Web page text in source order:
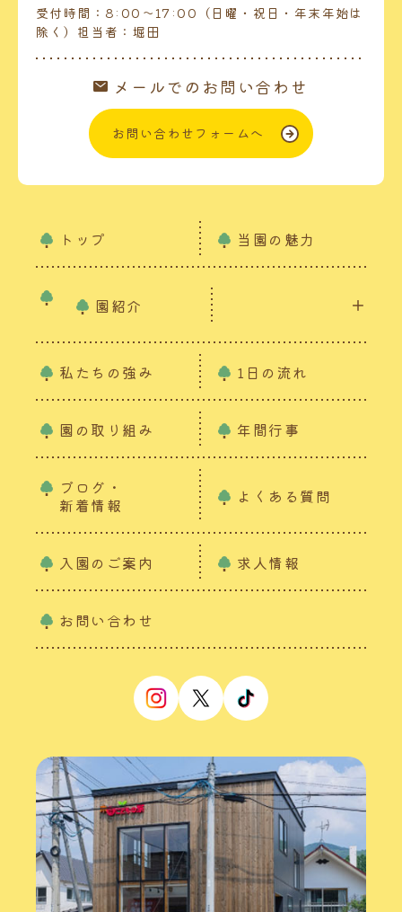
受付時間：8:00～17:00（日曜・祝日・年末年始は
除く）担当者：堀田
メールでのお問い合わせ
お問い合わせフォームへ
トップ 当園の魅力
園紹介
私たちの強み 1日の流れ
園の取り組み 年間行事
ブログ・
新着情報
よくある質問
入園のご案内 求人情報
お問い合わせ